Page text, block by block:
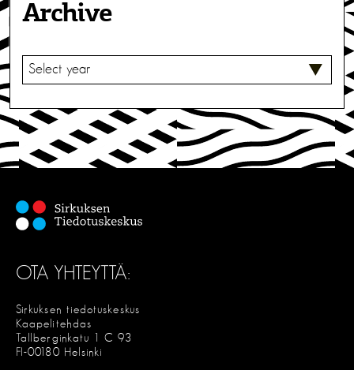
Archive
V
I
T
E
OTA YHTEYTTÄ:
Sirkuksen tiedotuskeskus
Kaapelitehdas
Tallberginkatu 1 C 93
FI-00180 Helsinki